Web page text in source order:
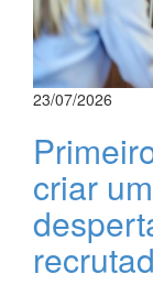
23/07/2026
criar